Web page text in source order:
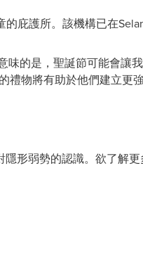
的庇護所。該機構已在
味的是，聖誕節可能會讓
物將有助於他們建立更
形弱勢的認識。欲了解